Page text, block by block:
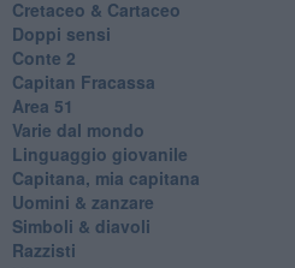
Cretaceo & Cartaceo
Doppi sensi
​Conte 2
​Capitan Fracassa
​Area 51
Varie dal mondo
​Linguaggio giovanile
​Capitana, mia capitana
Uomini & zanzare
​Simboli & diavoli
Razzisti